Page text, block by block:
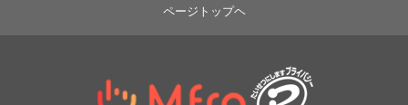
ページトップヘ